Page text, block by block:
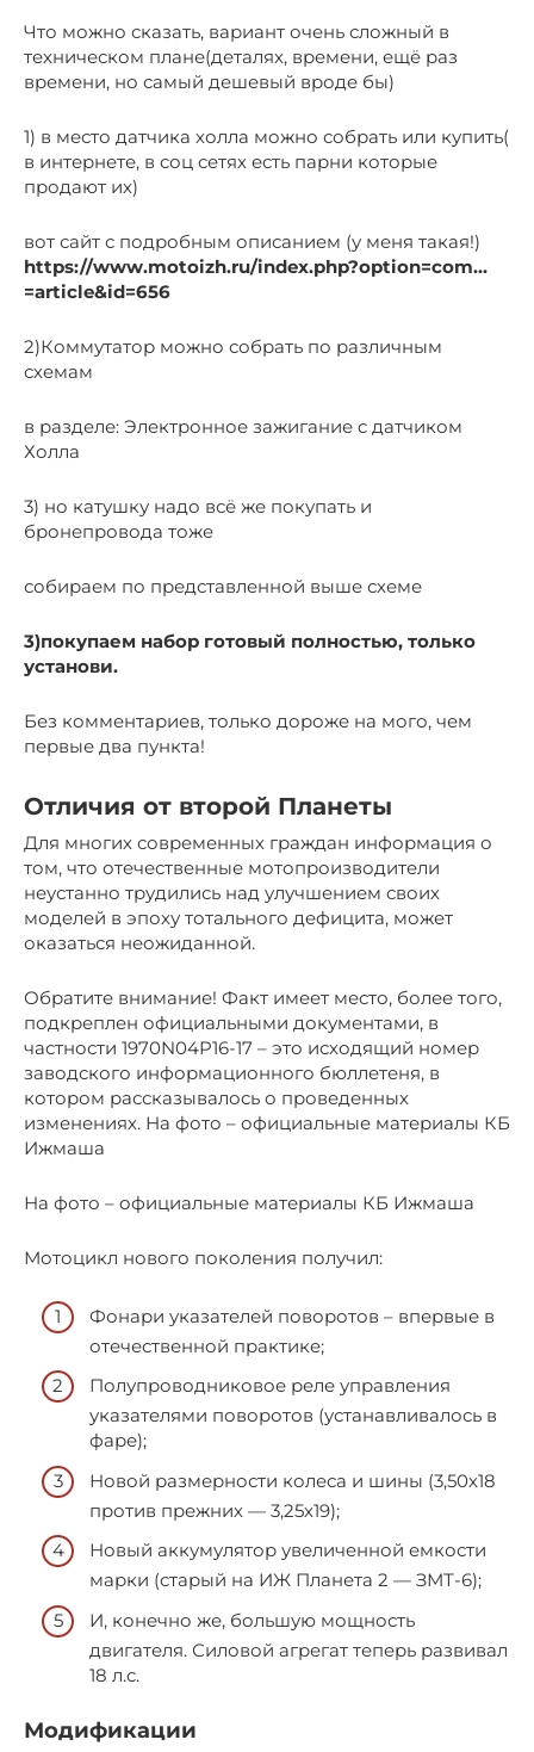
Что можно сказать, вариант очень сложный в
техническом плане(деталях, времени, ещё раз
времени, но самый дешевый вроде бы)
1) в место датчика холла можно собрать или купить(
в интернете, в соц сетях есть парни которые
продают их)
вот сайт с подробным описанием (у меня такая!)
https://www.motoizh.ru/index.php?option=com…
=article&id=656
2)Коммутатор можно собрать по различным
схемам
в разделе: Электронное зажигание c датчиком
Холла
3) но катушку надо всё же покупать и
бронепровода тоже
собираем по представленной выше схеме
3)покупаем набор готовый полностью, только
установи.
Без комментариев, только дороже на мого, чем
первые два пункта!
Отличия от второй Планеты
Для многих современных граждан информация о
том, что отечественные мотопроизводители
неустанно трудились над улучшением своих
моделей в эпоху тотального дефицита, может
оказаться неожиданной.
Обратите внимание! Факт имеет место, более того,
подкреплен официальными документами, в
частности 1970N04P16-17 – это исходящий номер
заводского информационного бюллетеня, в
котором рассказывалось о проведенных
изменениях. На фото – официальные материалы КБ
Ижмаша
На фото – официальные материалы КБ Ижмаша
Мотоцикл нового поколения получил:
Фонари указателей поворотов – впервые в
отечественной практике;
Полупроводниковое реле управления
указателями поворотов (устанавливалось в
фаре);
Новой размерности колеса и шины (3,50х18
против прежних — 3,25х19);
Новый аккумулятор увеличенной емкости
марки (старый на ИЖ Планета 2 — ЗМТ-6);
И, конечно же, большую мощность
двигателя. Силовой агрегат теперь развивал
18 л.с.
Модификации